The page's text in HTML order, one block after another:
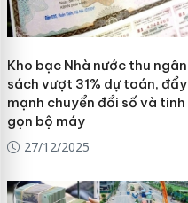
Kho bạc Nhà nước thu ngân
sách vượt 31% dự toán, đẩy
mạnh chuyển đổi số và tinh
gọn bộ máy
27/12/2025